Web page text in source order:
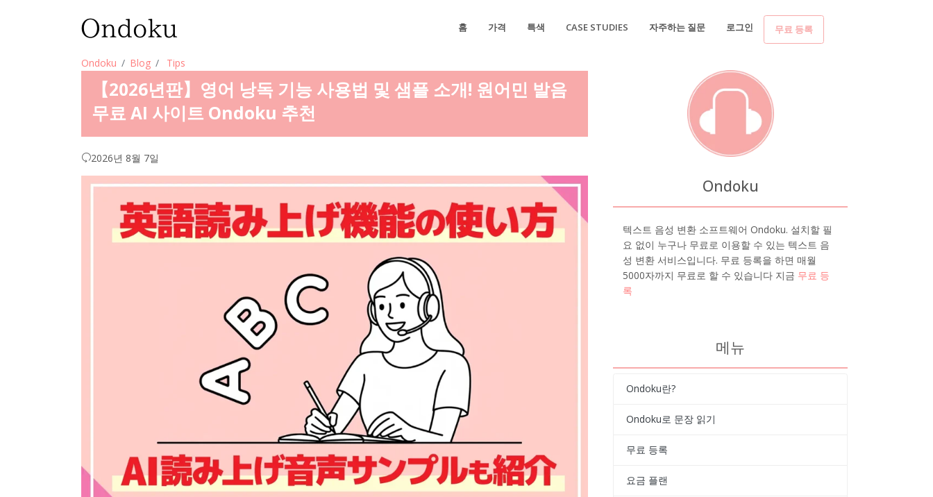
홈 가격 특색 CASE STUDIES 자주하는 질문 로그인 무료 등록
Ondoku Blog Tips
【2026년판】영어 낭독 기능 사용법 및 샘플 소개! 원어민 발음
무료 AI 사이트 Ondoku 추천
2026년 8월 7일
Ondoku
텍스트 음성 변환 소프트웨어 Ondoku. 설치할 필
요 없이 누구나 무료로 이용할 수 있는 텍스트 음
성 변환 서비스입니다. 무료 등록을 하면 매월
5000자까지 무료로 할 수 있습니다 지금 무료 등
록
메뉴
Ondoku란?
Ondoku로 문장 읽기
무료 등록
요금 플랜